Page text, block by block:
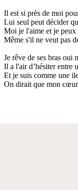
Il est si près de moi
Lui seul peut décider
Moi je l'aime et je
Même s'il ne veut pas
Je rêve de ses bras oui
Il a l'air d’hésiter entre
Et je suis comme une
On dirait que mon